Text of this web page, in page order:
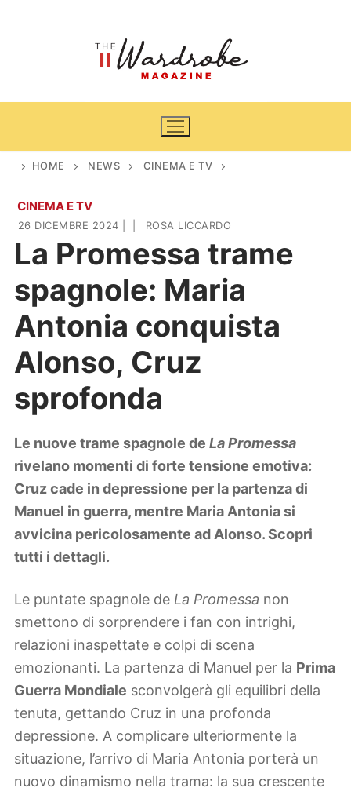
Home
News
Cinema e TV
Casa & Giardino
Arredamento
Piante e fiori
DIY
Lifestyle
Viaggi
Zodiaco
HOME NEWS CINEMA E TV
CINEMA E TV
26 DICEMBRE 2024 ROSA LICCARDO
La Promessa trame
spagnole: Maria
Antonia conquista
Alonso, Cruz
sprofonda
Le nuove trame spagnole de La Promessa
rivelano momenti di forte tensione emotiva:
Cruz cade in depressione per la partenza di
Manuel in guerra, mentre Maria Antonia si
avvicina pericolosamente ad Alonso. Scopri
tutti i dettagli.
Le puntate spagnole de La Promessa non
smettono di sorprendere i fan con intrighi,
relazioni inaspettate e colpi di scena
emozionanti. La partenza di Manuel per la Prima
Guerra Mondiale sconvolgerà gli equilibri della
tenuta, gettando Cruz in una profonda
depressione. A complicare ulteriormente la
situazione, l’arrivo di Maria Antonia porterà un
nuovo dinamismo nella trama: la sua crescente